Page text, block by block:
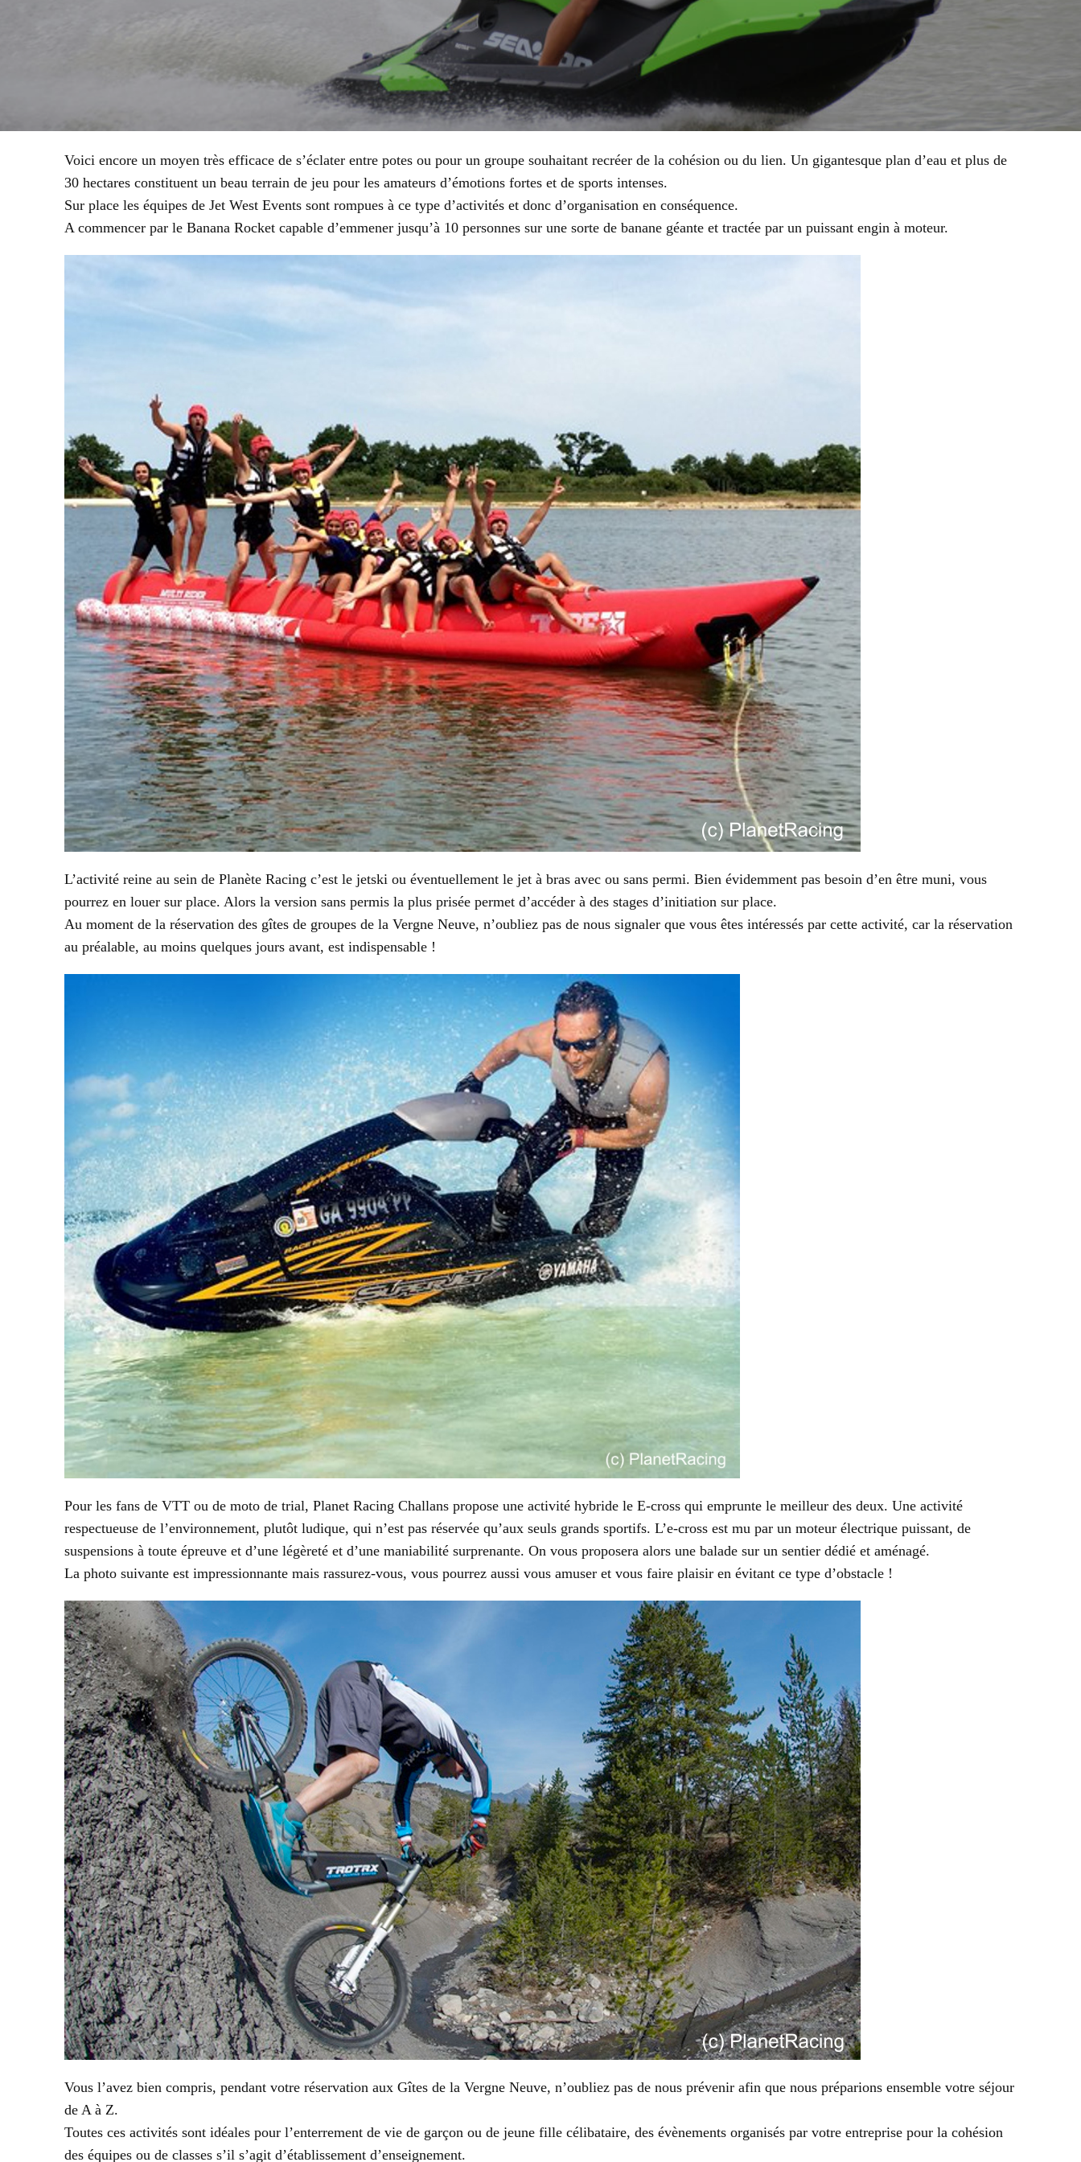
Voici encore un moyen très efficace de s’éclater entre potes ou pour un groupe souhaitant recréer de la cohésion ou du lien. Un gigantesque plan d’eau et plus de
30 hectares constituent un beau terrain de jeu pour les amateurs d’émotions fortes et de sports intenses.
Sur place les équipes de Jet West Events sont rompues à ce type d’activités et donc d’organisation en conséquence.
A commencer par le Banana Rocket capable d’emmener jusqu’à 10 personnes sur une sorte de banane géante et tractée par un puissant engin à moteur.
L’activité reine au sein de Planète Racing c’est le jetski ou éventuellement le jet à bras avec ou sans permi. Bien évidemment pas besoin d’en être muni, vous
pourrez en louer sur place. Alors la version sans permis la plus prisée permet d’accéder à des stages d’initiation sur place.
Au moment de la réservation des gîtes de groupes de la Vergne Neuve, n’oubliez pas de nous signaler que vous êtes intéressés par cette activité, car la réservation
au préalable, au moins quelques jours avant, est indispensable !
Pour les fans de VTT ou de moto de trial, Planet Racing Challans propose une activité hybride le E-cross qui emprunte le meilleur des deux. Une activité
respectueuse de l’environnement, plutôt ludique, qui n’est pas réservée qu’aux seuls grands sportifs. L’e-cross est mu par un moteur électrique puissant, de
suspensions à toute épreuve et d’une légèreté et d’une maniabilité surprenante. On vous proposera alors une balade sur un sentier dédié et aménagé.
La photo suivante est impressionnante mais rassurez-vous, vous pourrez aussi vous amuser et vous faire plaisir en évitant ce type d’obstacle !
Vous l’avez bien compris, pendant votre réservation aux Gîtes de la Vergne Neuve, n’oubliez pas de nous prévenir afin que nous préparions ensemble votre séjour
de A à Z.
Toutes ces activités sont idéales pour l’enterrement de vie de garçon ou de jeune fille célibataire, des évènements organisés par votre entreprise pour la cohésion
des équipes ou de classes s’il s’agit d’établissement d’enseignement.